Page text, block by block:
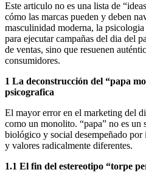
Este articulo no es una lista de
cómo las marcas pueden y deben
masculinidad moderna, la
para ejecutar campañas del dia del
de ventas, sino que resuenen
consumidores.
1 La deconstrucción del “papa
psicografica
El mayor error en el marketing del
como un monolito. “papa” no es un
biológico y social desempeñado por
y valores radicalmente diferentes.
1.1 El fin del estereotipo “torpe